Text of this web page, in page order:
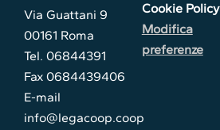
Via Guattani 9
00161 Roma
Tel. 06844391
Fax 0684439406
E-mail
info@legacoop.coop
Cookie Policy
Modifica
preferenze